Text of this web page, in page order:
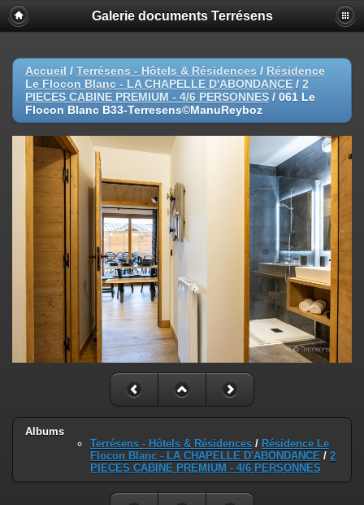
Galerie documents Terrésens
Accueil / Terrésens - Hôtels & Résidences / Résidence
Le Flocon Blanc - LA CHAPELLE D'ABONDANCE / 2
PIECES CABINE PREMIUM - 4/6 PERSONNES / 061 Le
Flocon Blanc B33-Terresens©ManuReyboz
Albums
Terrésens - Hôtels & Résidences / Résidence Le
Flocon Blanc - LA CHAPELLE D'ABONDANCE / 2
PIECES CABINE PREMIUM - 4/6 PERSONNES